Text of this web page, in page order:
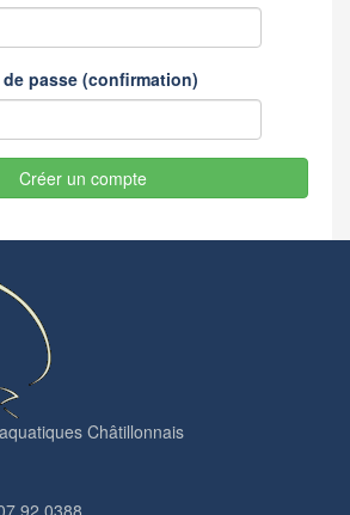
de passe (confirmation)
Créer un compte
Châtillonnais
92 0388